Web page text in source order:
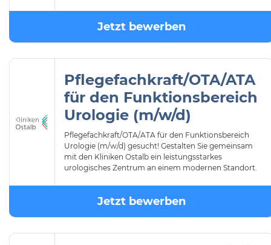
Jetzt bewerben
Pflegefachkraft/OTA/ATA
für den Funktionsbereich
Urologie (m/w/d)
Pflegefachkraft/OTA/ATA für den Funktionsbereich
Urologie (m/w/d) gesucht! Gestalten Sie gemeinsam
mit den Kliniken Ostalb ein leistungsstarkes
urologisches Zentrum an einem modernen Standort.
Jetzt bewerben